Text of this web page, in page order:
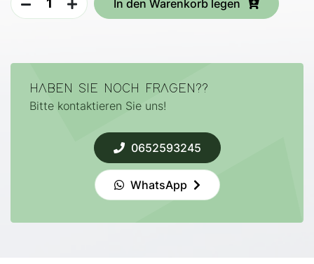
In den Warenkorb legen
HABEN SIE NOCH FRAGEN??
Bitte kontaktieren Sie uns!
0652593245
WhatsApp